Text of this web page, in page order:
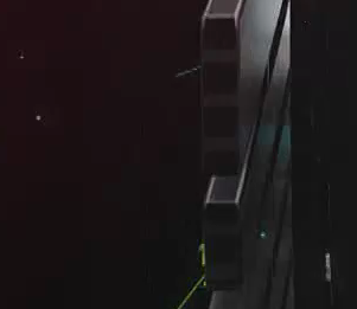
động kinh doanh bất động sản đã ghi